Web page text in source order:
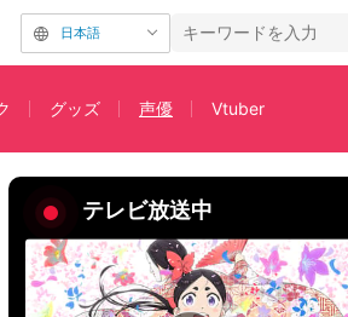
日本語
グッズ 声優 Vtuber
子」
テレビ放送中